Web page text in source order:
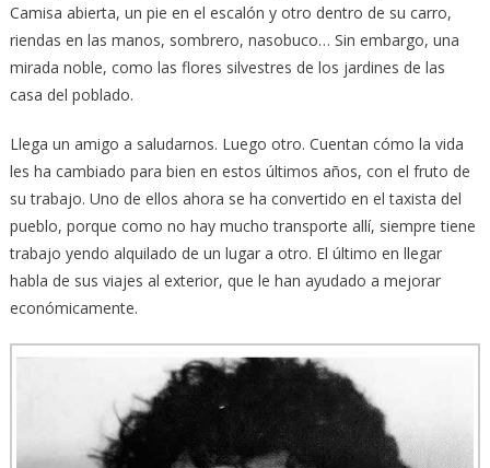
Camisa abierta, un pie en el escalón y otro dentro de su carro,
riendas en las manos, sombrero, nasobuco… Sin embargo, una
mirada noble, como las flores silvestres de los jardines de las
casa del poblado.
Llega un amigo a saludarnos. Luego otro. Cuentan cómo la vida
les ha cambiado para bien en estos últimos años, con el fruto de
su trabajo. Uno de ellos ahora se ha convertido en el taxista del
pueblo, porque como no hay mucho transporte allí, siempre tiene
trabajo yendo alquilado de un lugar a otro. El último en llegar
habla de sus viajes al exterior, que le han ayudado a mejorar
económicamente.